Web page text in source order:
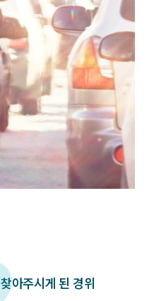
찾아주시게 된 경위